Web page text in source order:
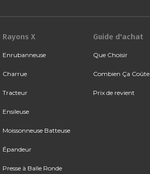
Rayons X
Enrubanneuse
Charrue
Tracteur
Ensileuse
Moissonneuse Batteuse
Épandeur
Presse à Balle Ronde
Guide d'achat
Que Choisir
Combien Ça Coûte
Prix de revient